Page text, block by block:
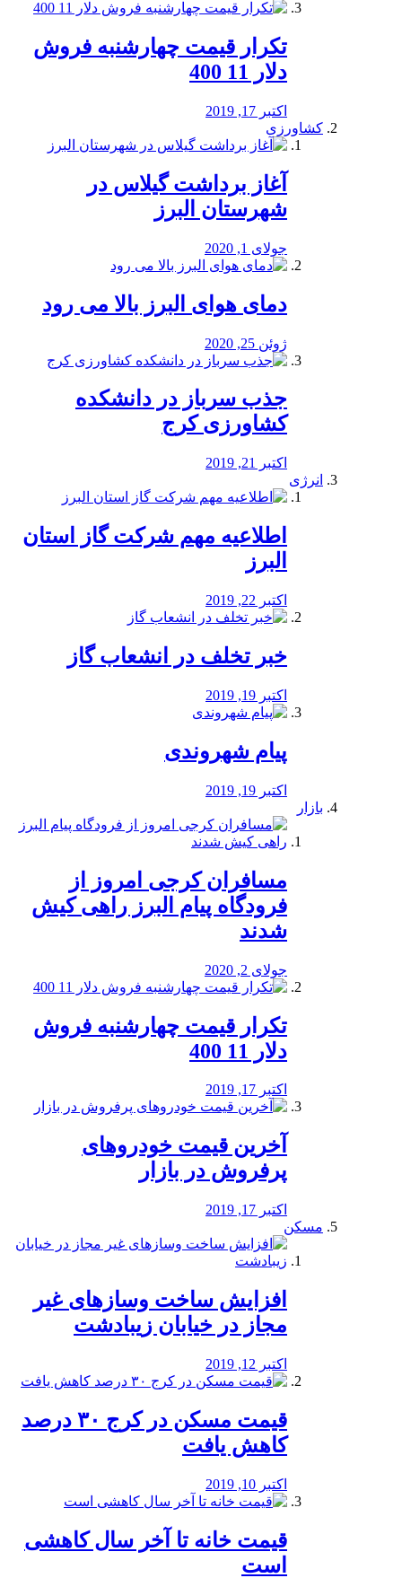
تکرار قیمت چهارشنبه فروش
دلار 11 400
اکتبر 17, 2019
کشاورزی
آغاز برداشت گیلاس در
شهرستان البرز
جولای 1, 2020
دمای هوای البرز بالا می رود
ژوئن 25, 2020
جذب سرباز در دانشکده
کشاورزی کرج
اکتبر 21, 2019
انرژی
️اطلاعیه مهم شرکت گاز استان
البرز
اکتبر 22, 2019
خبر تخلف در انشعاب گاز
اکتبر 19, 2019
پیام شهروندی
اکتبر 19, 2019
بازار
مسافران کرجی امروز از
فرودگاه پیام البرز راهی کیش
شدند
جولای 2, 2020
تکرار قیمت چهارشنبه فروش
دلار 11 400
اکتبر 17, 2019
آخرین قیمت خودرو‌های
پرفروش در بازار
اکتبر 17, 2019
مسکن
افزایش ساخت وسازهای غیر
مجاز در خیابان زیبادشت
اکتبر 12, 2019
️قیمت مسکن در کرج ۳۰ درصد
کاهش یافت
اکتبر 10, 2019
قیمت خانه تا آخر سال کاهشی
است